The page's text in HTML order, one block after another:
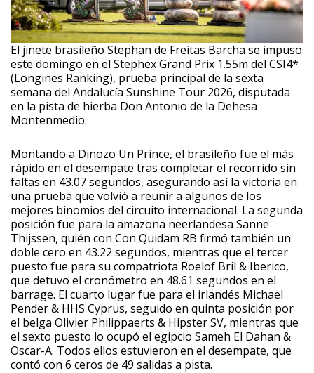
El jinete brasileño Stephan de Freitas Barcha se impuso
este domingo en el Stephex Grand Prix 1.55m del CSI4*
(Longines Ranking), prueba principal de la sexta
semana del Andalucía Sunshine Tour 2026, disputada
en la pista de hierba Don Antonio de la Dehesa
Montenmedio.
Montando a Dinozo Un Prince, el brasileño fue el más
rápido en el desempate tras completar el recorrido sin
faltas en 43.07 segundos, asegurando así la victoria en
una prueba que volvió a reunir a algunos de los
mejores binomios del circuito internacional. La segunda
posición fue para la amazona neerlandesa Sanne
Thijssen, quién con Con Quidam RB firmó también un
doble cero en 43.22 segundos, mientras que el tercer
puesto fue para su compatriota Roelof Bril & Iberico,
que detuvo el cronómetro en 48.61 segundos en el
barrage. El cuarto lugar fue para el irlandés Michael
Pender & HHS Cyprus, seguido en quinta posición por
el belga Olivier Philippaerts & Hipster SV, mientras que
el sexto puesto lo ocupó el egipcio Sameh El Dahan &
Oscar-A. Todos ellos estuvieron en el desempate, que
contó con 6 ceros de 49 salidas a pista.